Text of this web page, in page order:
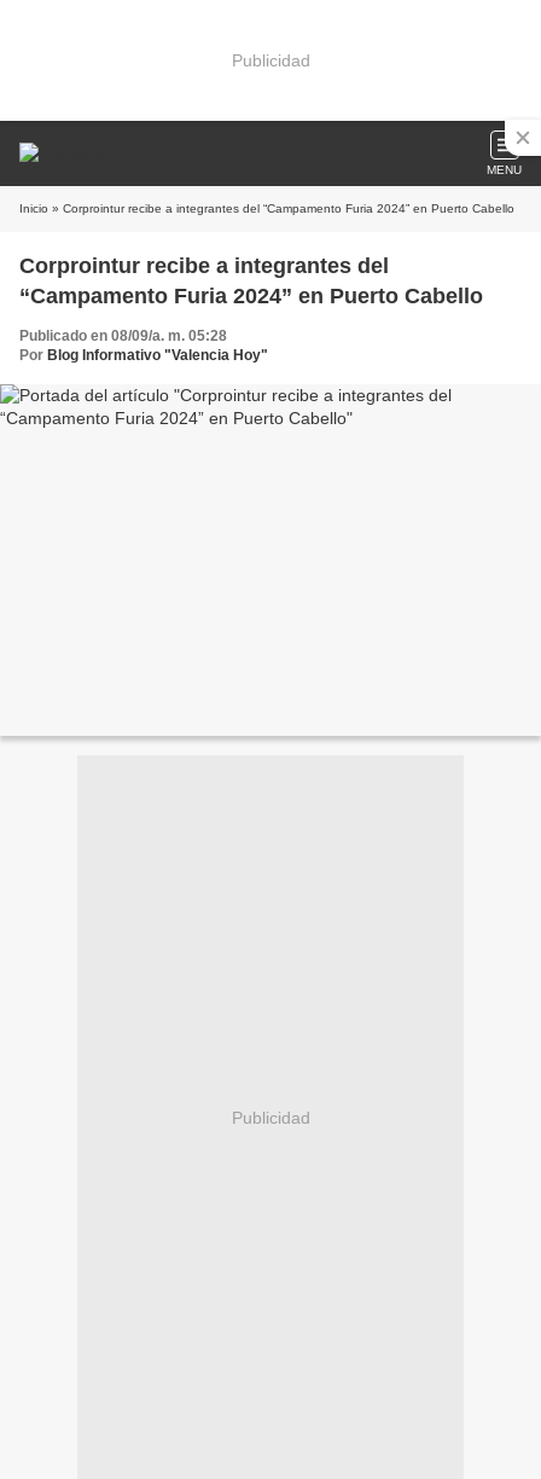
Publicidad
MENU
Inicio » Corprointur recibe a integrantes del “Campamento Furia 2024” en Puerto Cabello
Corprointur recibe a integrantes del
“Campamento Furia 2024” en Puerto Cabello
Publicado en 08/09/a. m. 05:28
Por Blog Informativo "Valencia Hoy"
Publicidad